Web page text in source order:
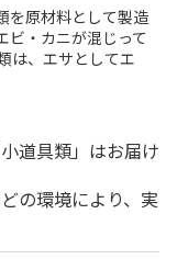
を原材料として製造
ビ・カニが混じって
は、エサとしてエ
道具類」はお届け
の環境により、実